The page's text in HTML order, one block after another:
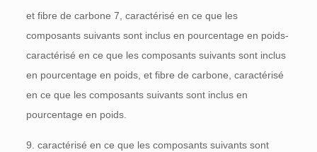
et fibre de carbone 7, caractérisé en ce que les
composants suivants sont inclus en pourcentage en poids-
caractérisé en ce que les composants suivants sont inclus
en pourcentage en poids, et fibre de carbone, caractérisé
en ce que les composants suivants sont inclus en
pourcentage en poids.
9. caractérisé en ce que les composants suivants sont